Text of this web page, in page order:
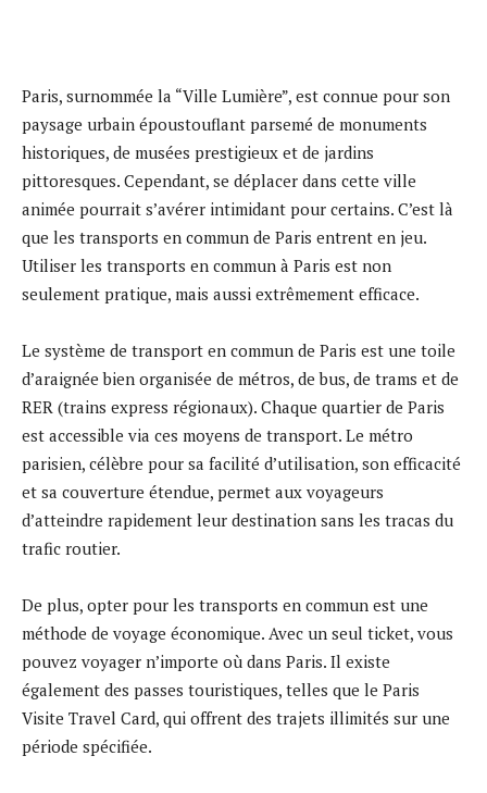
Paris, surnommée la “Ville Lumière”, est connue pour son
paysage urbain époustouflant parsemé de monuments
historiques, de musées prestigieux et de jardins
pittoresques. Cependant, se déplacer dans cette ville
animée pourrait s’avérer intimidant pour certains. C’est là
que les transports en commun de Paris entrent en jeu.
Utiliser les transports en commun à Paris est non
seulement pratique, mais aussi extrêmement efficace.
Le système de transport en commun de Paris est une toile
d’araignée bien organisée de métros, de bus, de trams et de
RER (trains express régionaux). Chaque quartier de Paris
est accessible via ces moyens de transport. Le métro
parisien, célèbre pour sa facilité d’utilisation, son efficacité
et sa couverture étendue, permet aux voyageurs
d’atteindre rapidement leur destination sans les tracas du
trafic routier.
De plus, opter pour les transports en commun est une
méthode de voyage économique. Avec un seul ticket, vous
pouvez voyager n’importe où dans Paris. Il existe
également des passes touristiques, telles que le Paris
Visite Travel Card, qui offrent des trajets illimités sur une
période spécifiée.